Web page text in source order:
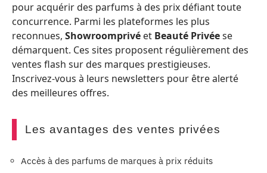
pour acquérir des parfums à des prix défiant toute
concurrence. Parmi les plateformes les plus
reconnues, Showroomprivé et Beauté Privéese
démarquent. Ces sites proposent régulièrement des
ventes flash sur des marques prestigieuses.
Inscrivez-vous à leurs newsletters pour être alerté
des meilleures offres.
Les avantages des ventes privées
Accès à des parfums de marques à prix réduits